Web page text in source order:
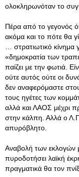
ολοκληρωνόταν το
Πέρα από το γεγονός
ακόμα και το πότε θα
… στρατιωτικό
«δημοκρατία των
παίζει με την φωτιά.
ούτε αυτός ούτε οι
δεν αναφερόμαστε
τους ηγέτες των
αλλά και ΛΑΟΣ μέχρι
στην κάλπη. Αλλά ο
απυρόβλητο.
Aναβολή των εκλογών
πυροδοτήσει λαϊκή
πραγματικά θα τον